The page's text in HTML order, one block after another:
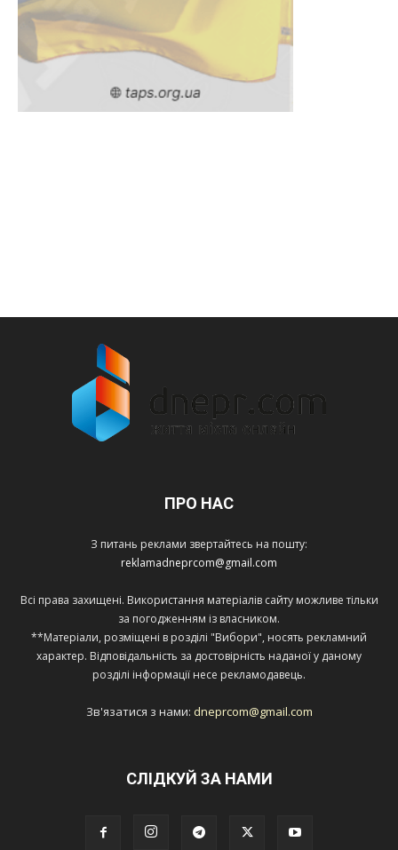
ПРО НАС
З питань реклами звертайтесь на пошту:
reklamadneprcom@gmail.com
Всі права захищені. Використання матеріалів сайту можливе тільки
за погодженням із власником.
**Матеріали, розміщені в розділі "Вибори", носять рекламний
характер. Відповідальність за достовірність наданої у даному
розділі інформації несе рекламодавець.
Зв'язатися з нами: dneprcom@gmail.com
СЛІДКУЙ ЗА НАМИ